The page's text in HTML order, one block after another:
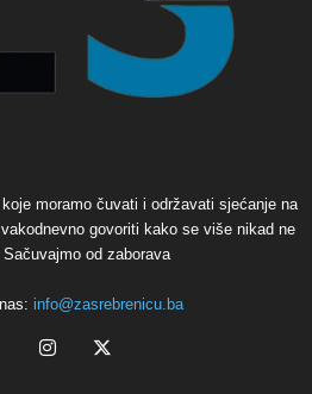
moramo čuvati i održavati sjećanje na
govoriti kako se više nikad ne
Sačuvajmo od zaborava
info@zasrebrenicu.ba